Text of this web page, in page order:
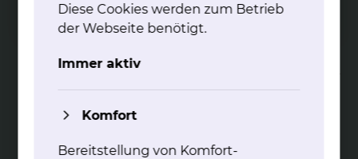
Phy­sio­the­ra­pie am Stand­ort Cel­ler
Straße
Diese Cookies werden zum Betrieb
der Webseite benötigt.
Immer aktiv
Komfort
Bereitstellung von Komfort-